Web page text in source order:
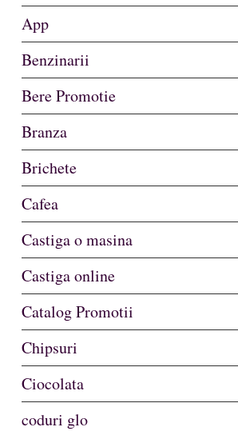
App
Benzinarii
Bere Promotie
Branza
Brichete
Cafea
Castiga o masina
Castiga online
Catalog Promotii
Chipsuri
Ciocolata
coduri glo